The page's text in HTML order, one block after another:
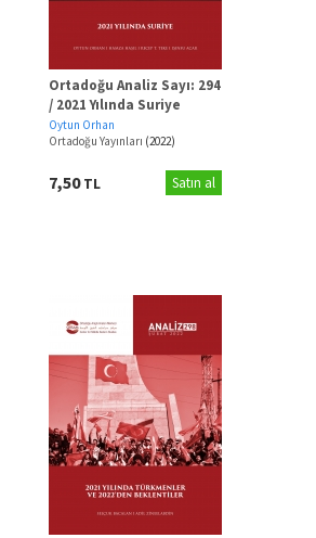
Ortadoğu Analiz Sayı: 294
/ 2021 Yılında Suriye
Oytun Orhan
Ortadoğu Yayınları (2022)
7,50TL Satın al